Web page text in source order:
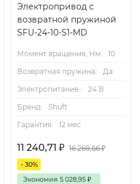
Электропривод с
возвратной пружиной
SFU-24-10-S1-MD
Момент вращения, Нм:
10
Возвратная пружина:
Да
Электропитание.:
24 В
Бренд:
Shuft
Гарантия:
12 мес
11 240,71 ₽ 16 269,66₽
- 30%
Экономия 5 028,95 ₽